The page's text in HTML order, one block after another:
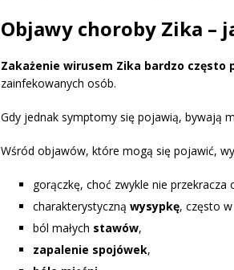
Objawy choroby Zika –
Zakażenie wirusem Zika bardzo często
zainfekowanych osób.
Gdy jednak symptomy się pojawią, bywają
Wśród objawów, które mogą się pojawić,
gorączkę, choć zwykle nie przekracza
charakterystyczną wysypkę, często
ból małych stawów,
zapalenie spojówek,